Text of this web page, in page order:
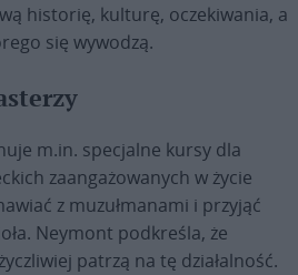
historię, kulturę, oczekiwania, a
się wywodzą.
m.in. specjalne kursy dla
zaangażowanych w życie
z muzułmanami i przyjąć
Neymont podkreśla, że
patrzą na tę działalność.